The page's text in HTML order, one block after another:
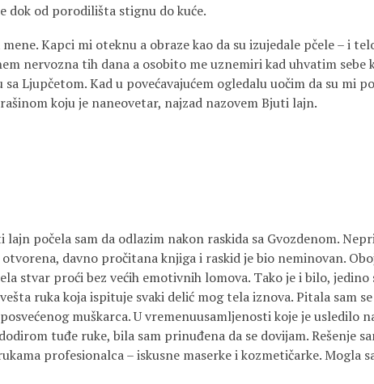
dok od porodilišta stignu do kuće.
Kapci mi oteknu a obraze kao da su izujedale pčele – i
nervozna tih dana a osobito me uznemiri kad uhvatim sebe
Ljupčetom. Kad u povećavajućem ogledalu uočim da su mi
koju je naneovetar, najzad nazovem Bjuti lajn.
lajn počela sam da odlazim nakon raskida sa Gvozdenom.
davno pročitana knjiga i raskid je bio neminovan.
stvar proći bez većih emotivnih lomova. Tako je i bilo,
ruka koja ispituje svaki delić mog tela iznova. Pitala sam
muškarca. U vremenuusamljenosti koje je usledilo
tuđe ruke, bila sam prinuđena da se dovijam. Rešenje
profesionalca – iskusne maserke i kozmetičarke. Mogla